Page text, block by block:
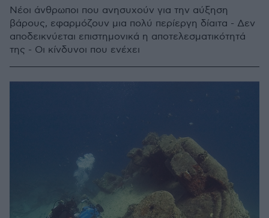
Νέοι άνθρωποι που ανησυχούν για την αύξηση
βάρους, εφαρμόζουν μια πολύ περίεργη δίαιτα - Δεν
αποδεικνύεται επιστημονικά η αποτελεσματικότητά
της - Οι κίνδυνοι που ενέχει